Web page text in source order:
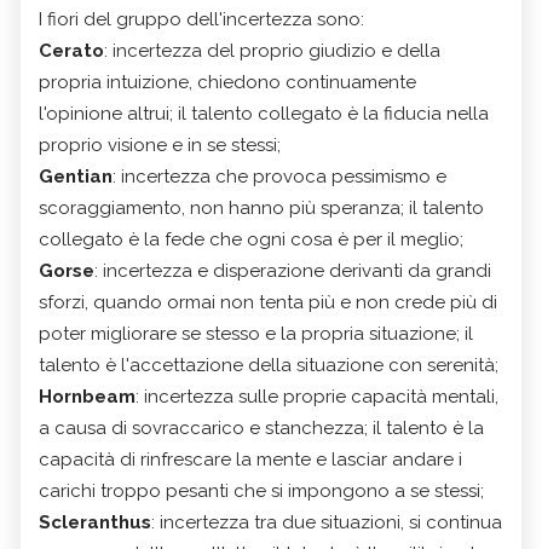
I fiori del gruppo dell'incertezza sono:
Cerato: incertezza del proprio giudizio e della
propria intuizione, chiedono continuamente
l'opinione altrui; il talento collegato è la fiducia nella
proprio visione e in se stessi;
Gentian: incertezza che provoca pessimismo e
scoraggiamento, non hanno più speranza; il talento
collegato è la fede che ogni cosa è per il meglio;
Gorse: incertezza e disperazione derivanti da grandi
sforzi, quando ormai non tenta più e non crede più di
poter migliorare se stesso e la propria situazione; il
talento è l'accettazione della situazione con serenità;
Hornbeam: incertezza sulle proprie capacità mentali,
a causa di sovraccarico e stanchezza; il talento è la
capacità di rinfrescare la mente e lasciar andare i
carichi troppo pesanti che si impongono a se stessi;
Scleranthus: incertezza tra due situazioni, si continua